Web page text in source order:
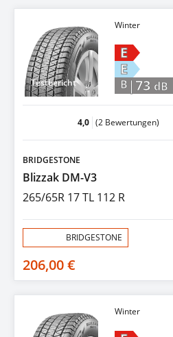
Testbericht
Winter
E
E
B |73 dB
4,0 (2 Bewertungen)
BRIDGESTONE
Blizzak DM-V3
265/65R 17 TL 112 R
BRIDGESTONE
206,00 €
Winter